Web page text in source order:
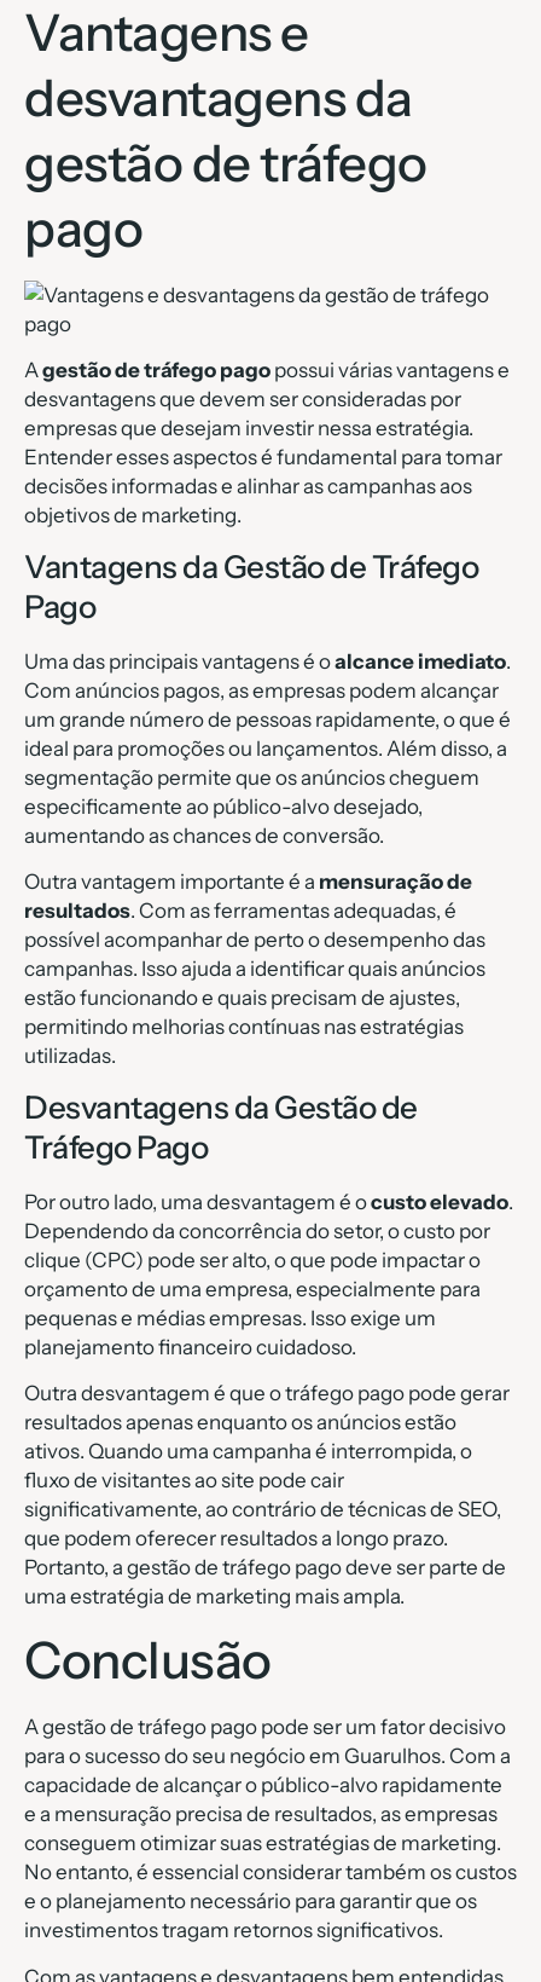
Vantagens e
desvantagens da
gestão de tráfego
pago
Agestão de tráfego pago possui várias vantagens e
desvantagens que devem ser consideradas por
empresas que desejam investir nessa estratégia.
Entender esses aspectos é fundamental para tomar
decisões informadas e alinhar as campanhas aos
objetivos de marketing.
Vantagens da Gestão de Tráfego
Pago
Uma das principais vantagens é oalcance imediato.
Com anúncios pagos, as empresas podem alcançar
um grande número de pessoas rapidamente, o que é
ideal para promoções ou lançamentos. Além disso, a
segmentação permite que os anúncios cheguem
especificamente ao público-alvo desejado,
aumentando as chances de conversão.
Outra vantagem importante é a mensuração de
resultados. Com as ferramentas adequadas, é
possível acompanhar de perto o desempenho das
campanhas. Isso ajuda a identificar quais anúncios
estão funcionando e quais precisam de ajustes,
permitindo melhorias contínuas nas estratégias
utilizadas.
Desvantagens da Gestão de
Tráfego Pago
Por outro lado, uma desvantagem é ocusto elevado.
Dependendo da concorrência do setor, o custo por
clique (CPC) pode ser alto, o que pode impactar o
orçamento de uma empresa, especialmente para
pequenas e médias empresas. Isso exige um
planejamento financeiro cuidadoso.
Outra desvantagem é que o tráfego pago pode gerar
resultados apenas enquanto os anúncios estão
ativos. Quando uma campanha é interrompida, o
fluxo de visitantes ao site pode cair
significativamente, ao contrário de técnicas de SEO,
que podem oferecer resultados a longo prazo.
Portanto, a gestão de tráfego pago deve ser parte de
uma estratégia de marketing mais ampla.
Conclusão
A gestão de tráfego pago pode ser um fator decisivo
para o sucesso do seu negócio em Guarulhos. Com a
capacidade de alcançar o público-alvo rapidamente
e a mensuração precisa de resultados, as empresas
conseguem otimizar suas estratégias de marketing.
No entanto, é essencial considerar também os custos
e o planejamento necessário para garantir que os
investimentos tragam retornos significativos.
Com as vantagens e desvantagens bem entendidas,